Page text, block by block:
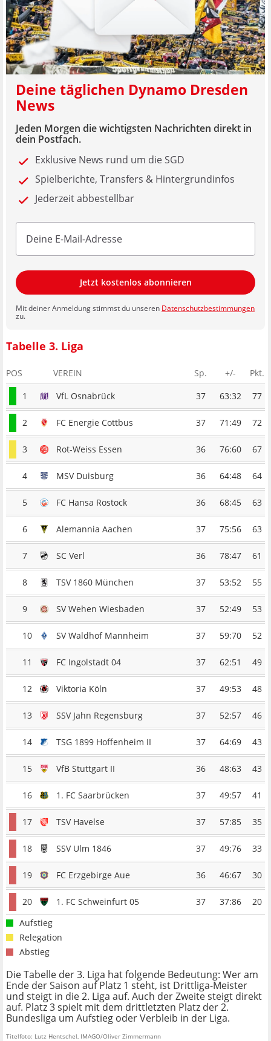
Deine täglichen Dynamo Dresden
News
Jeden Morgen die wichtigsten Nachrichten direkt in
dein Postfach.
Exklusive News rund um die SGD
Spielberichte, Transfers & Hintergrundinfos
Jederzeit abbestellbar
Jetzt kostenlos abonnieren
Mit deiner Anmeldung stimmst du unseren Datenschutzbestimmungen
zu.
Tabelle 3. Liga
POS VEREIN Sp. +/-
Pkt.
1
VfL Osnabrück 37 63:32 77
2 FC Energie Cottbus 37 71:49 72
3 Rot-Weiss Essen 36 76:60 67
4 MSV Duisburg 36 64:48 64
5 FC Hansa Rostock 36 68:45 63
6 Alemannia Aachen 37 75:56 63
7 SC Verl 36 78:47 61
8 TSV 1860 München 37 53:52 55
9 SV Wehen Wiesbaden 37 52:49 53
10 SV Waldhof Mannheim 37 59:70 52
11 FC Ingolstadt 04 37 62:51 49
12 Viktoria Köln 37 49:53 48
13 SSV Jahn Regensburg 37 52:57 46
14 TSG 1899 Hoffenheim II 37 64:69 43
15 VfB Stuttgart II 36 48:63 43
16 1. FC Saarbrücken 37 49:57 41
17 TSV Havelse 37 57:85 35
18 SSV Ulm 1846 37 49:76 33
19 FC Erzgebirge Aue 36 46:67 30
20 1. FC Schweinfurt 05 37 37:86
20
Aufstieg
Relegation
Abstieg
Die Tabelle der 3. Liga hat folgende Bedeutung: Wer am
Ende der Saison auf Platz 1 steht, ist Drittliga-Meister
und steigt in die 2. Liga auf. Auch der Zweite steigt direkt
auf. Platz 3 spielt mit dem drittletzten Platz der 2.
Bundesliga um Aufstieg oder Verbleib in der Liga.
Titelfoto: Lutz Hentschel, IMAGO/Oliver Zimmermann